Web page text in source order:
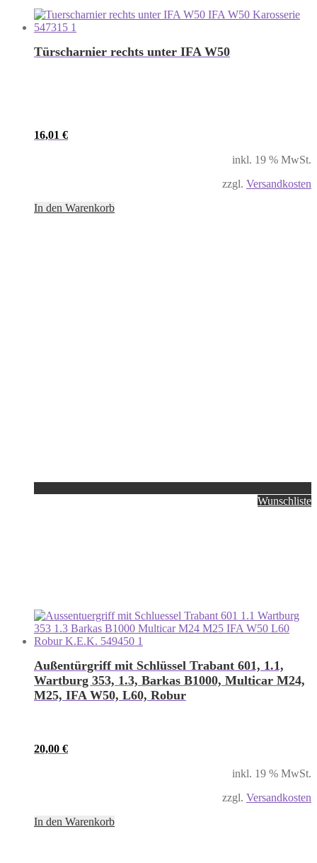
Türscharnier rechts unter IFA W50
16,01 €
inkl. 19 % MwSt.
zzgl. Versandkosten
In den Warenkorb
Wunschliste
Außentürgriff mit Schlüssel Trabant 601, 1.1,
Wartburg 353, 1.3, Barkas B1000, Multicar M24,
M25, IFA W50, L60, Robur
20,00 €
inkl. 19 % MwSt.
zzgl. Versandkosten
In den Warenkorb